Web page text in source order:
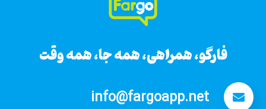
فارگو، همراهی، همه جا، همه وقت
info@fargoapp.net